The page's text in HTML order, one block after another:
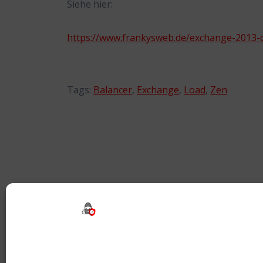
Siehe hier:
https://www.frankysweb.de/exchange-
Tags: Balancer, Exchange, Load, Zen